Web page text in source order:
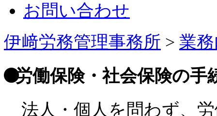
お問い合わせ
伊﨑労務管理事務所 > 業
労働保険・社会保険の手
法人・個人を問わず、